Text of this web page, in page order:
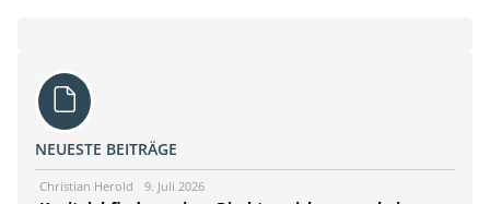
NEUESTE BEITRÄGE
Christian Herold 9. Juli 2026